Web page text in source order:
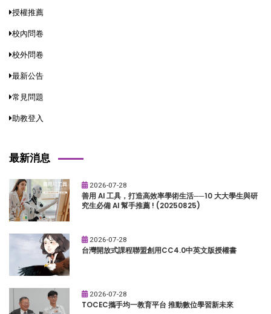
授權推薦
校內問卷
校外問卷
最新公告
常見問題
助教登入
最新消息
2026-07-28
善用 AI 工具，打造高效率學術生活──10 大大學生與研
究生必備 AI 幫手推薦 ! (20250825)
2026-07-28
台灣開放式課程聯盟創用CC4.0中英文版授權書
2026-07-28
TOCEC攜手均一教育平台 推動數位學習新未來